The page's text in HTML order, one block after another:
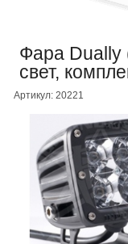
Фара Dually
свет,
Артикул: 20221